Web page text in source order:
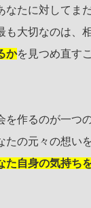
なたに対してま
も大切なのは、
かを見つめ直す
を作るのが一つ
たの元々の想い
た自身の気持ち